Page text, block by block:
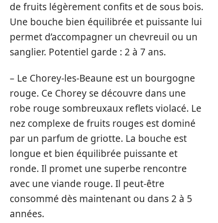
de fruits légèrement confits et de sous bois.
Une bouche bien équilibrée et puissante lui
permet d’accompagner un chevreuil ou un
sanglier. Potentiel garde : 2 à 7 ans.
– Le Chorey-les-Beaune est un bourgogne
rouge. Ce Chorey se découvre dans une
robe rouge sombreuxaux reflets violacé. Le
nez complexe de fruits rouges est dominé
par un parfum de griotte. La bouche est
longue et bien équilibrée puissante et
ronde. Il promet une superbe rencontre
avec une viande rouge. Il peut-être
consommé dès maintenant ou dans 2 à 5
années.